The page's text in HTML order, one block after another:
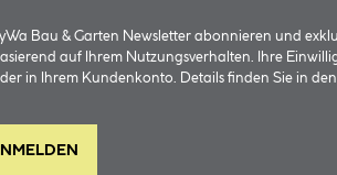
Bau & Garten Newsletter abonnieren und
auf Ihrem Nutzungsverhalten. Ihre
in Ihrem Kundenkonto. Details finden Sie in den